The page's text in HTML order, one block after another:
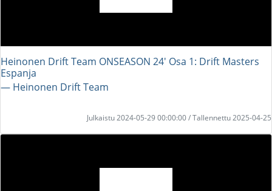
Heinonen Drift Team ONSEASON 24' Osa 1: Drift Masters
Espanja
― Heinonen Drift Team
Julkaistu 2024-05-29 00:00:00 / Tallennettu 2025-04-25